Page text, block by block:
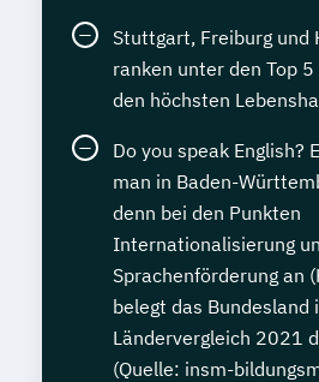
Stuttgart, Freiburg und
ranken unter den Top
den höchsten
Do you speak English?
man in Baden-
denn bei den Punkten
Internationalisierung
Sprachenförderung an
belegt das Bundesland
Ländervergleich 2021
(Quelle: insm-